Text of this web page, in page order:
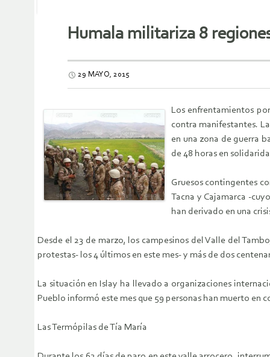
Humala militariza 8
29 MAYO, 2015
Los enfrentamientos
contra manifestantes.
en una zona de guerra
de 48 horas en
Gruesos contingentes
Tacna y Cajamarca -
han derivado en una
Desde el 23 de marzo, los campesinos del Valle del
protestas- los 4 últimos en este mes- y más de dos
La situación en Islay ha llevado a organizaciones
Pueblo informó este mes que 59 personas han muerto en
Las Termópilas de Tía María